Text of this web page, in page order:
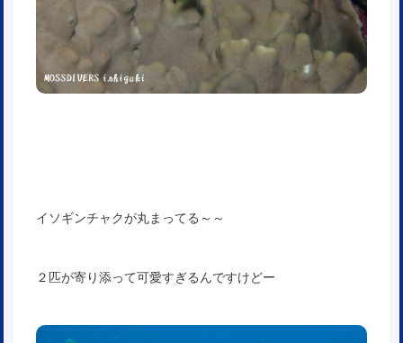
イソギンチャクが丸まってる～～
２匹が寄り添って可愛すぎるんですけどー